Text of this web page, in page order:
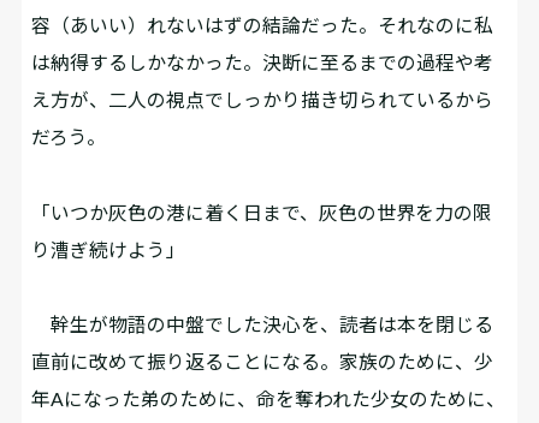
容（あいい）れないはずの結論だった。それなのに私
は納得するしかなかった。決断に至るまでの過程や考
え方が、二人の視点でしっかり描き切られているから
だろう。
「いつか灰色の港に着く日まで、灰色の世界を力の限
り漕ぎ続けよう」
幹生が物語の中盤でした決心を、読者は本を閉じる
直前に改めて振り返ることになる。家族のために、少
年Aになった弟のために、命を奪われた少女のために、